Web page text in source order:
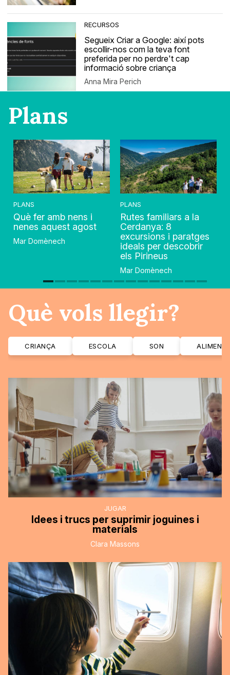
RECURSOS
Segueix Criar a Google: així pots
escollir-nos com la teva font
preferida per no perdre't cap
informació sobre criança
Anna Mira Perich
Plans
PLANS
Què fer amb nens i
nenes aquest agost
Mar Domènech
PLANS
Rutes familiars a la
Cerdanya: 8
excursions i paratges
ideals per descobrir
els Pirineus
Mar Domènech
Què vols llegir?
CRIANÇA ESCOLA SON
JUGAR
Idees i trucs per suprimir joguines i
materials
Clara Massons